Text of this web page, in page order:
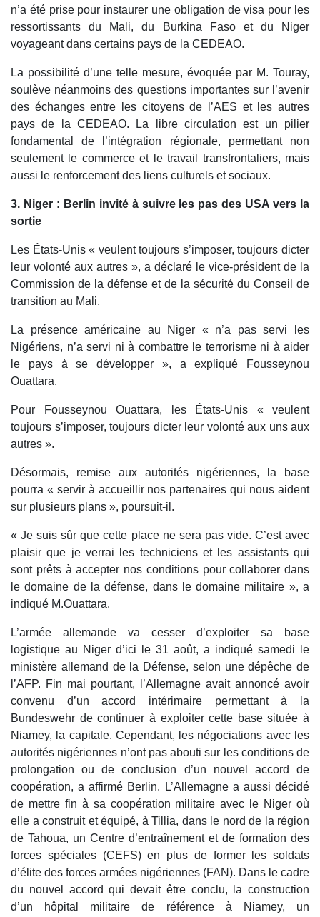
n’a été prise pour instaurer une obligation de visa pour les
ressortissants du Mali, du Burkina Faso et du Niger
voyageant dans certains pays de la CEDEAO.
La possibilité d’une telle mesure, évoquée par M. Touray,
soulève néanmoins des questions importantes sur l’avenir
des échanges entre les citoyens de l’AES et les autres
pays de la CEDEAO. La libre circulation est un pilier
fondamental de l’intégration régionale, permettant non
seulement le commerce et le travail transfrontaliers, mais
aussi le renforcement des liens culturels et sociaux.
3. Niger : Berlin invité à suivre les pas des USA vers la
sortie
Les États-Unis « veulent toujours s’imposer, toujours dicter
leur volonté aux autres », a déclaré le vice-président de la
Commission de la défense et de la sécurité du Conseil de
transition au Mali.
La présence américaine au Niger « n’a pas servi les
Nigériens, n’a servi ni à combattre le terrorisme ni à aider
le pays à se développer », a expliqué Fousseynou
Ouattara.
Pour Fousseynou Ouattara, les États-Unis « veulent
toujours s’imposer, toujours dicter leur volonté aux uns aux
autres ».
Désormais, remise aux autorités nigériennes, la base
pourra « servir à accueillir nos partenaires qui nous aident
sur plusieurs plans », poursuit-il.
« Je suis sûr que cette place ne sera pas vide. C’est avec
plaisir que je verrai les techniciens et les assistants qui
sont prêts à accepter nos conditions pour collaborer dans
le domaine de la défense, dans le domaine militaire », a
indiqué M.Ouattara.
L’armée allemande va cesser d’exploiter sa base
logistique au Niger d’ici le 31 août, a indiqué samedi le
ministère allemand de la Défense, selon une dépêche de
l’AFP. Fin mai pourtant, l’Allemagne avait annoncé avoir
convenu d’un accord intérimaire permettant à la
Bundeswehr de continuer à exploiter cette base située à
Niamey, la capitale. Cependant, les négociations avec les
autorités nigériennes n’ont pas abouti sur les conditions de
prolongation ou de conclusion d’un nouvel accord de
coopération, a affirmé Berlin. L’Allemagne a aussi décidé
de mettre fin à sa coopération militaire avec le Niger où
elle a construit et équipé, à Tillia, dans le nord de la région
de Tahoua, un Centre d’entraînement et de formation des
forces spéciales (CEFS) en plus de former les soldats
d’élite des forces armées nigériennes (FAN). Dans le cadre
du nouvel accord qui devait être conclu, la construction
d’un hôpital militaire de référence à Niamey, un